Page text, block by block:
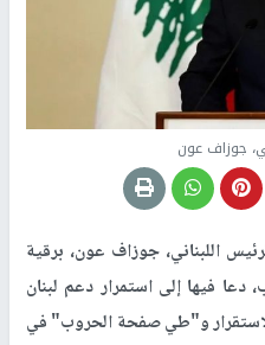
جوزاف عون
اللبناني، جوزاف عون، برقية
دعا فيها إلى استمرار دعم لبنان
و"طي صفحة الحروب" في